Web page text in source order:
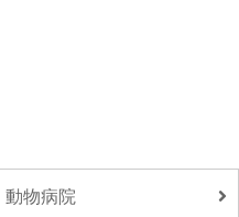
動物病院